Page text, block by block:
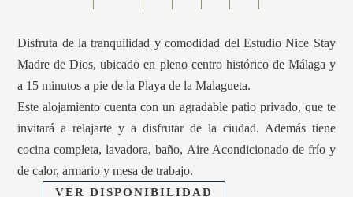
Disfruta de la tranquilidad y comodidad del Estudio Nice Stay
Madre de Dios, ubicado en pleno centro histórico de Málaga y
a 15 minutos a pie de la Playa de la Malagueta.
Este alojamiento cuenta con un agradable patio privado, que te
invitará a relajarte y a disfrutar de la ciudad. Además tiene
cocina completa, lavadora, baño, Aire Acondicionado de frío y
de calor, armario y mesa de trabajo.
VER DISPONIBILIDAD